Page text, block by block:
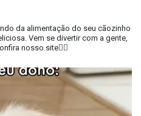
da alimentação do seu cãozinho
Vem se divertir com a gente,
nosso site👇🏻